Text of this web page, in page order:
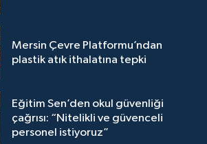
Mersin Çevre Platformu’ndan
plastik atık ithalatına tepki
Eğitim Sen’den okul güvenliği
çağrısı: “Nitelikli ve güvenceli
personel istiyoruz”